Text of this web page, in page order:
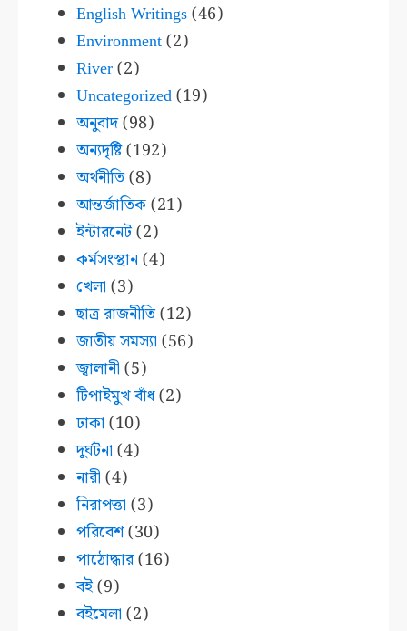
English Writings(46)
Environment(2)
River(2)
Uncategorized(19)
অনুবাদ(98)
অন্যদৃষ্টি(192)
অর্থনীতি(8)
আন্তর্জাতিক(21)
ইন্টারনেট(2)
কর্মসংস্থান(4)
খেলা (3)
ছাত্র রাজনীতি(12)
জাতীয় সমস্যা (56)
জ্বালানী (5)
টিপাইমুখ বাঁধ(2)
ঢাকা (10)
দুর্ঘটনা (4)
নারী (4)
নিরাপত্তা (3)
পরিবেশ(30)
পাঠোদ্ধার(16)
বই(9)
বইমেলা (2)